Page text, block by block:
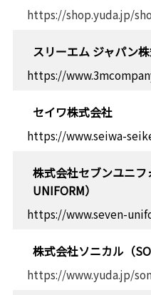
https://shop.yuda.jp/
スリーエム ジャパン株
https://
セイワ株式会社
https://www.seiwa-
株式会社セブンユニフ
UNIFORM）
https://www.seven-
株式会社ソニカル（
https://www.yuda.jp/